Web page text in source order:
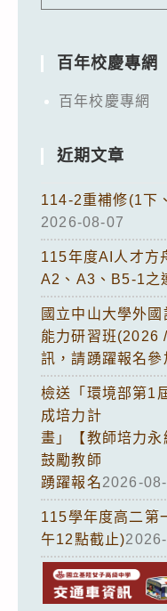
百年校慶專網
百年校慶專網
近期文章
114-2重補修(1下
2026-08-07
115年度AI人才方
A2、A3、B5-1之
國立中山大學外
能力研習班(2026
訊，請踴躍報名參
檢送「環境部第1
成培力計
畫」【教師培力
鼓勵教師
踴躍報名2026-
115學年度高二第
午12點截止)